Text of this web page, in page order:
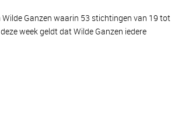
Wilde Ganzen waarin 53 stichtingen van 19 tot
week geldt dat Wilde Ganzen iedere